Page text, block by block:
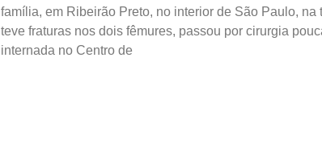
família, em Ribeirão Preto, no interior de São Paulo, na
teve fraturas nos dois fêmures, passou por cirurgia
internada no Centro de